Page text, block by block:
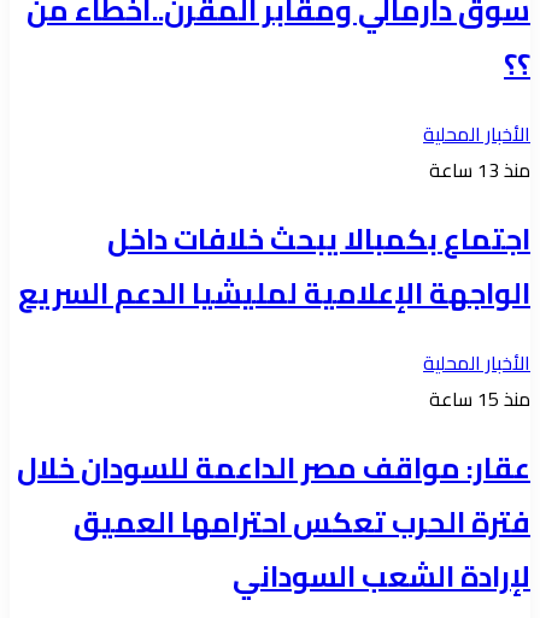
؟؟
الأخبار المحلية
منذ 13 ساعة
اجتماع بكمبالا يبحث خلافات داخل
الواجهة الإعلامية لمليشيا الدعم السريع
الأخبار المحلية
منذ 15 ساعة
عقار: مواقف مصر الداعمة للسودان خلال
فترة الحرب تعكس احترامها العميق
لإرادة الشعب السوداني